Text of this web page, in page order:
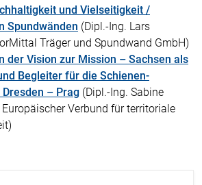
und Vielseitigkeit /
Spundwänden (Dipl.-Ing. Lars
Träger und Spundwand GmbH)
der Vision zur Mission – Sachsen als
Begleiter für die Schienen-
– Prag (Dipl.-Ing. Sabine
Europäischer Verbund für territoriale